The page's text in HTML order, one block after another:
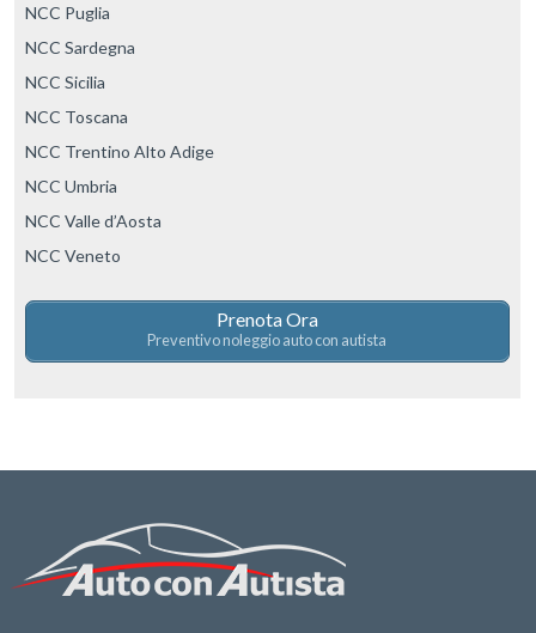
NCC Puglia
NCC Sardegna
NCC Sicilia
NCC Toscana
NCC Trentino Alto Adige
NCC Umbria
NCC Valle d’Aosta
NCC Veneto
Prenota Ora
Preventivo noleggio auto con autista